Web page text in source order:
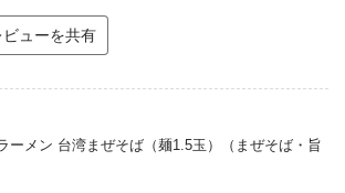
ビューを共有
ーメン 台湾まぜそば（麺1.5玉）（まぜそば・旨